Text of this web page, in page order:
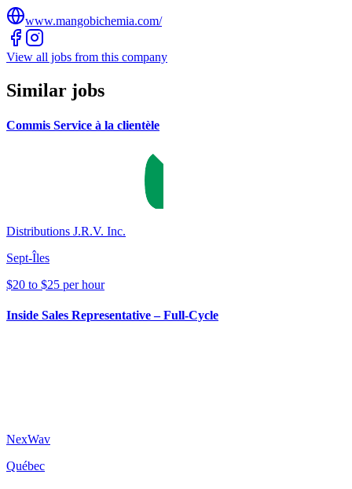
www.mangobichemia.com/
View all jobs from this company
Similar jobs
Commis Service à la clientèle
Distributions J.R.V. Inc.
Sept-Îles
$20 to $25 per hour
Inside Sales Representative – Full-Cycle
NexWav
Québec